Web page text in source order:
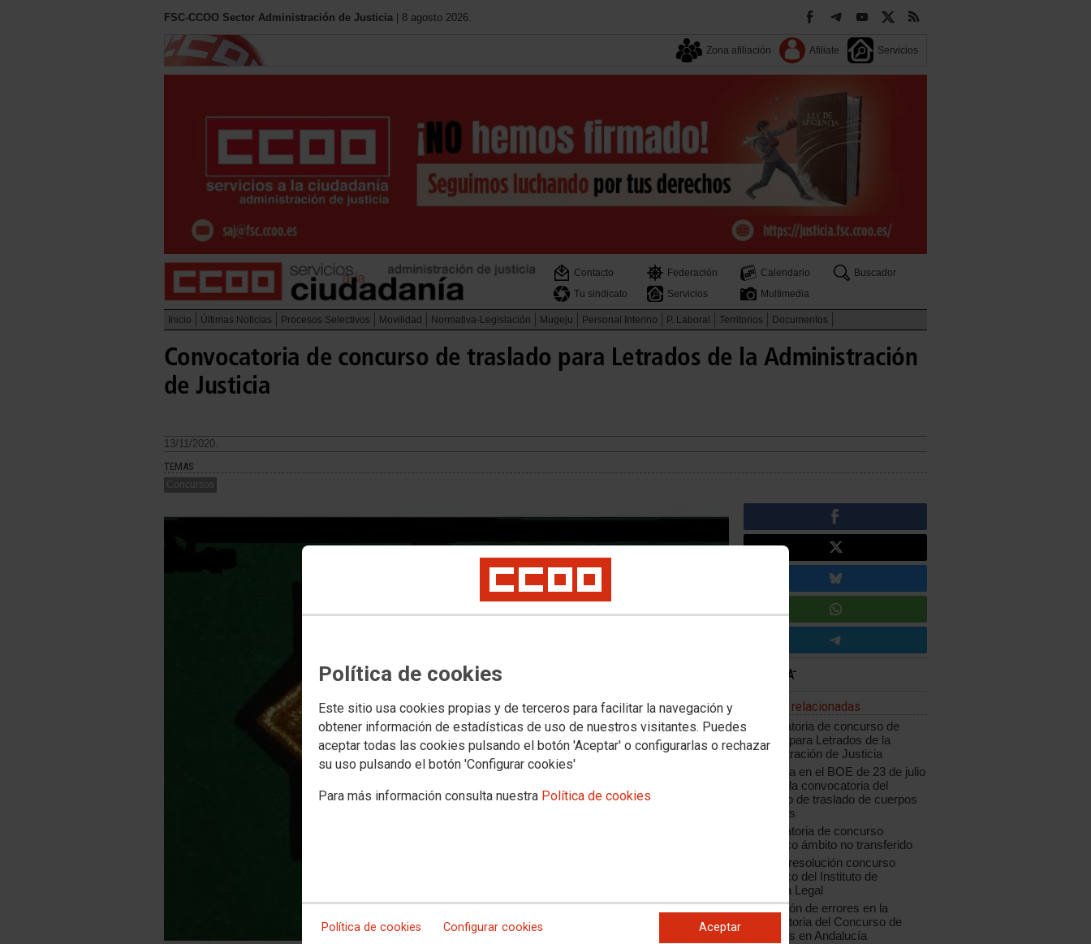
Política de cookies
Este sitio usa cookies propias y de terceros para facilitar la navegación y
obtener información de estadísticas de uso de nuestros visitantes. Puedes
aceptar todas las cookies pulsando el botón 'Aceptar' o configurarlas o rechazar
su uso pulsando el botón 'Configurar cookies'
Para más información consulta nuestra Política de cookies
Política de cookies Configurar cookies Aceptar
FSC-CCOO Sector Administración de Justicia | 8 agosto 2026.
Zona afiliación Afiliate Servicios
Contacto Federación Calendario
Buscador
Tu sindicato
Servicios Multimedia
Inicio Últimas Noticias Procesos Selectivos Movilidad Normativa-Legislación Mugeju Personal Interino P. Laboral Territorios Documentos
Convocatoria de concurso de traslado para Letrados de la Administración
de Justicia
13/11/2020.
TEMAS
Concursos
Noticias relacionadas
Convocatoria de concurso de
traslado para Letrados de la
Administración de Justicia
Publicada en el BOE de 23 de julio
de 2018 la convocatoria del
concurso de traslado de cuerpos
generales
Convocatoria de concurso
específico ámbito no transferido
Aragón: resolución concurso
específico del Instituto de
Medicina Legal
Corrección de errores en la
convocatoria del Concurso de
Traslados en Andalucía